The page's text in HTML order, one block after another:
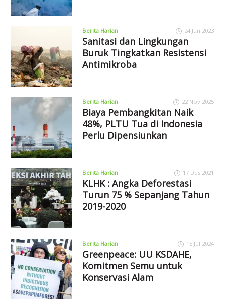
Berita Harian 24 Jun 2023
Sanitasi dan Lingkungan
Buruk Tingkatkan Resistensi
Antimikroba
Berita Harian 22 Nov 2025
Biaya Pembangkitan Naik
48%, PLTU Tua di Indonesia
Perlu Dipensiunkan
Berita Harian 17 Des 2021
KLHK : Angka Deforestasi
Turun 75 % Sepanjang Tahun
2019-2020
Berita Harian 15 Jul 2024
Greenpeace: UU KSDAHE,
Komitmen Semu untuk
Konservasi Alam